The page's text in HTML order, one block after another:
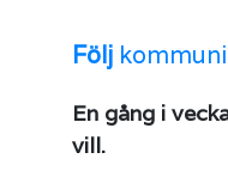
Följ
En gång i
vill.